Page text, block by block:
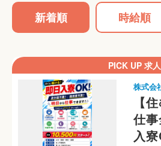
新着順 時給順
PICK UP 求人
株式会
【
仕
入